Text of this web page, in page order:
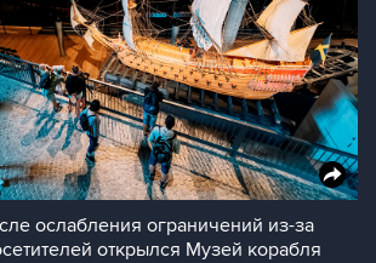
ослабления ограничений из-за
открылся Музей корабля